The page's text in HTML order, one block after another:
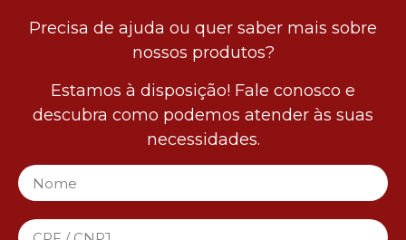
Precisa de ajuda ou quer saber mais sobre
nossos produtos?
Estamos à disposição! Fale conosco e
descubra como podemos atender às suas
necessidades.